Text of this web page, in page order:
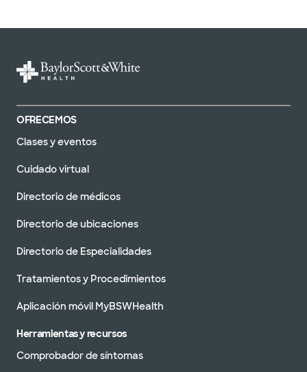
OFRECEMOS
Clases y eventos
Cuidado virtual
Directorio de médicos
Directorio de ubicaciones
Directorio de Especialidades
Tratamientos y Procedimientos
Aplicación móvil MyBSWHealth
Herramientas y recursos
Comprobador de síntomas